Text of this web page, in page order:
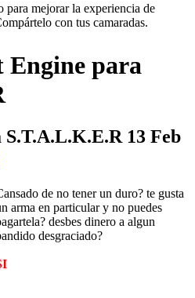
para mejorar la experiencia de
con tus camaradas.
para
S.T.A.L.K.E.R 13 Feb
de no tener un duro? te gusta
arma en particular y no puedes
desbes dinero a algun
desgraciado?